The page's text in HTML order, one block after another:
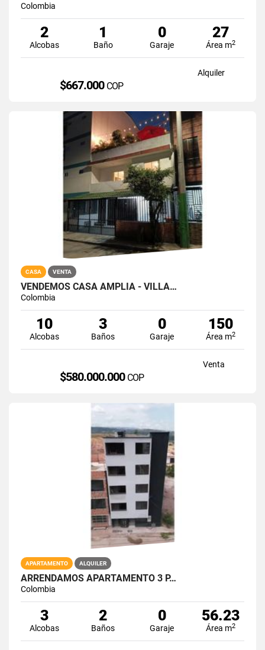
Colombia
2
Alcobas
1
Baño
0
Garaje
27
Área m2
Alquiler
$667.000 COP
CASA VENTA
VENDEMOS CASA AMPLIA - VILLA…
Colombia
10
Alcobas
3
Baños
0
Garaje
150
Área m2
Venta
$580.000.000 COP
APARTAMENTO ALQUILER
ARRENDAMOS APARTAMENTO 3 P…
Colombia
3
Alcobas
2
Baños
0
Garaje
56.23
Área m2